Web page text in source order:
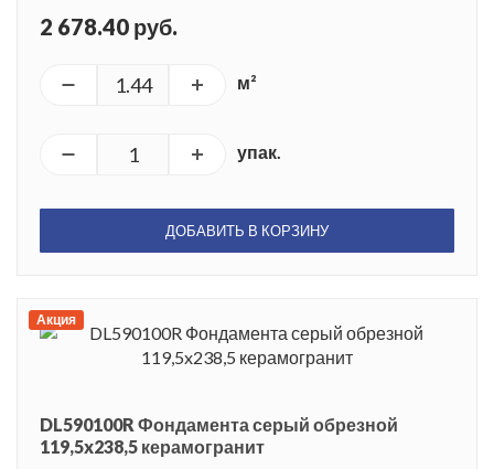
2 678.40 руб.
м²
упак.
ДОБАВИТЬ В КОРЗИНУ
Акция
DL590100R Фондамента серый обрезной
119,5x238,5 керамогранит